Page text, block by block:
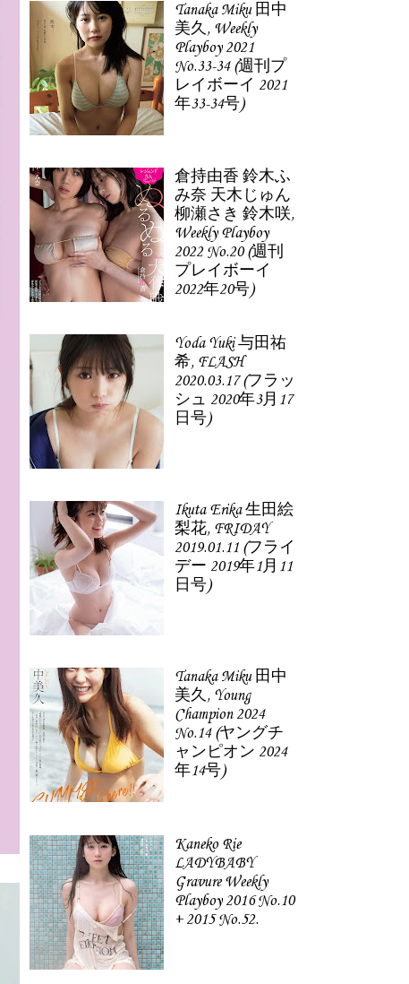
Tanaka Miku 田中
美久, Weekly
Playboy 2021
No.33-34 (週刊プ
レイボーイ 2021
年33-34号)
倉持由香 鈴木ふ
み奈 天木じゅん
柳瀬さき 鈴木咲,
Weekly Playboy
2022 No.20 (週刊
プレイボーイ
2022年20号)
Yoda Yuki 与田祐
希, FLASH
2020.03.17 (フラッ
シュ 2020年3月17
日号)
Ikuta Erika 生田絵
梨花, FRIDAY
2019.01.11 (フライ
デー 2019年1月11
日号)
Tanaka Miku 田中
美久, Young
Champion 2024
No.14 (ヤングチ
ャンピオン 2024
年14号)
Kaneko Rie
LADYBABY
Gravure Weekly
Playboy 2016 No.10
+ 2015 No.52.